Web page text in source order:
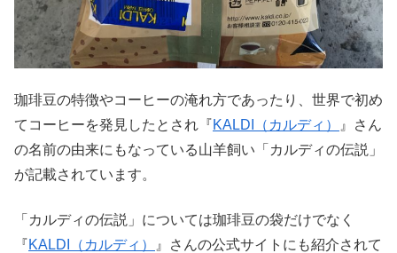
珈琲豆の特徴やコーヒーの淹れ方であったり、世界で初め
てコーヒーを発見したとされ『KALDI（カルディ）
』さん
の名前の由来にもなっている山羊飼い「カルディの伝説」
が記載されています。
「カルディの伝説」については珈琲豆の袋だけでなく
『KALDI（カルディ）
』さんの公式サイトにも紹介されて